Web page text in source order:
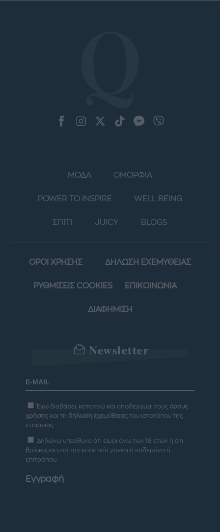
ΜΟΔΑ ΟΜΟΡΦΙΑ
POWER TO INSPIRE WELL BEING
ΣΠΙΤΙ JUICY BLOGS
ΟΡΟΙ ΧΡΗΣΗΣ ΔΗΛΩΣΗ ΕΧΕΜΥΘΕΙΑΣ
ΡΥΘΜΙΣΕΙΣ COOKIES ΕΠΙΚΟΙΝΩΝΙΑ
ΔΙΑΦΗΜΙΣΗ
Newsletter
Έχω διαβάσει, κατανοώ και αποδέχομαι τους όρους
χρήσης και τη δήλωση εχεμύθειας του ιστοτόπου της
εταιρείας
Δηλώνω υπεύθυνα ότι είμαι άνω των 18 ετών ή ότι
βρίσκομαι υπό την εποπτεία γονέα ή κηδεμόνα ή
επιτρόπου
Εγγραφή